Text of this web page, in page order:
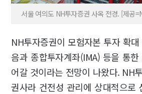
서울 여의도 NH투자증권 사옥 전경. [제공
NH투자증권이 모험자본 투자 확
음과 종합투자계좌(IMA) 등을 통
어갈 것이라는 전망이 나왔다. NH
권사라 건전성 관리에 상대적으로